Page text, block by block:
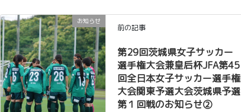
お知らせ
前の記事
第29回茨城県女子サッカー
選手権大会兼皇后杯JFA第45
回全日本女子サッカー選手権
大会関東予選大会茨城県予選
第１回戦のお知らせ②